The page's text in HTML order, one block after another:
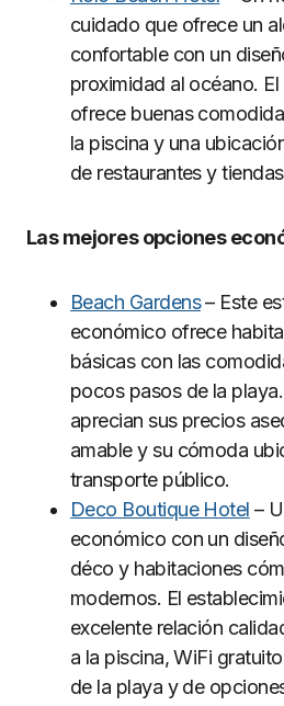
cuidado que ofrece un
confortable con un
proximidad al océano.
ofrece buenas
la piscina y una
de restaurantes y
Las mejores opciones
Beach Gardens– Este
económico ofrece
básicas con las
pocos pasos de la
aprecian sus precios
amable y su cómoda
transporte público.
Deco Boutique Hotel –
económico con un
déco y habitaciones
modernos. El
excelente relación
a la piscina, WiFi
de la playa y de